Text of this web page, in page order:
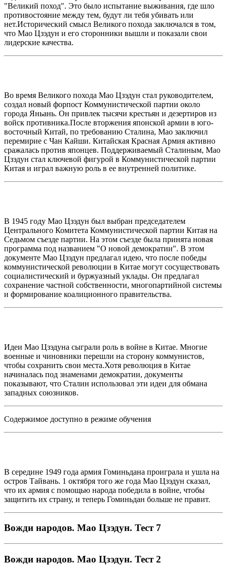
"Великий поход". Это было испытание выживания, где шло
противостояние между тем, будут ли тебя убивать или
нет.Исторический смысл Великого похода заключался в том,
что Мао Цзэдун и его сторонники вышли и показали свои
лидерские качества.
Во время Великого похода Мао Цзэдун стал руководителем,
создал новый форпост Коммунистической партии около
города Яньань. Он привлек тысячи крестьян и дезертиров из
войск противника.После вторжения японской армии в юго-
восточный Китай, по требованию Сталина, Мао заключил
перемирие с Чан Кайши. Китайская Красная Армия активно
сражалась против японцев. Поддерживаемый Сталиным, Мао
Цзэдун стал ключевой фигурой в Коммунистической партии
Китая и играл важную роль в ее внутренней политике.
В 1945 году Мао Цзэдун был выбран председателем
Центрального Комитета Коммунистической партии Китая на
Седьмом съезде партии. На этом съезде была принята новая
программа под названием "О новой демократии". В этом
документе Мао Цзэдун предлагал идею, что после победы
коммунистической революции в Китае могут сосуществовать
социалистический и буржуазный уклады. Он предлагал
сохранение частной собственности, многопартийной системы
и формирование коалиционного правительства.
Идеи Мао Цзэдуна сыграли роль в войне в Китае. Многие
военные и чиновники перешли на сторону коммунистов,
чтобы сохранить свои места.Хотя революция в Китае
начиналась под знаменами демократии, документы
показывают, что Сталин использовал эти идеи для обмана
западных союзников.
Содержимое доступно в режиме обучения
В середине 1949 года армия Гоминьдана проиграла и ушла на
остров Тайвань. 1 октября того же года Мао Цзэдун сказал,
что их армия с помощью народа победила в войне, чтобы
защитить их страну, и теперь Гоминьдан больше не правит.
Вожди народов. Мао Цзэдун. Тест 7
Вожди народов. Мао Цзэдун. Тест 2